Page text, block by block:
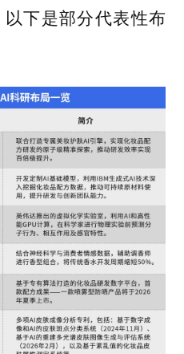
下是部分代表性布